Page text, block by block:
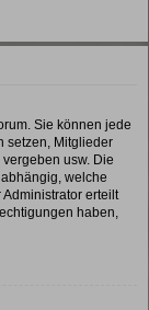
Sie können jede
setzen, Mitglieder
usw. Die
welche
erteilt
haben,